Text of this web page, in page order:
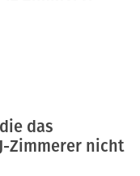
das
Zimmerer nicht